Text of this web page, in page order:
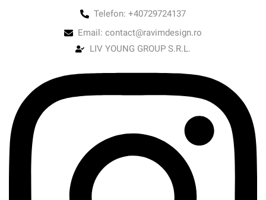
Telefon: +40729724137
Email: contact@ravimdesign.ro
LIV YOUNG GROUP S.R.L.